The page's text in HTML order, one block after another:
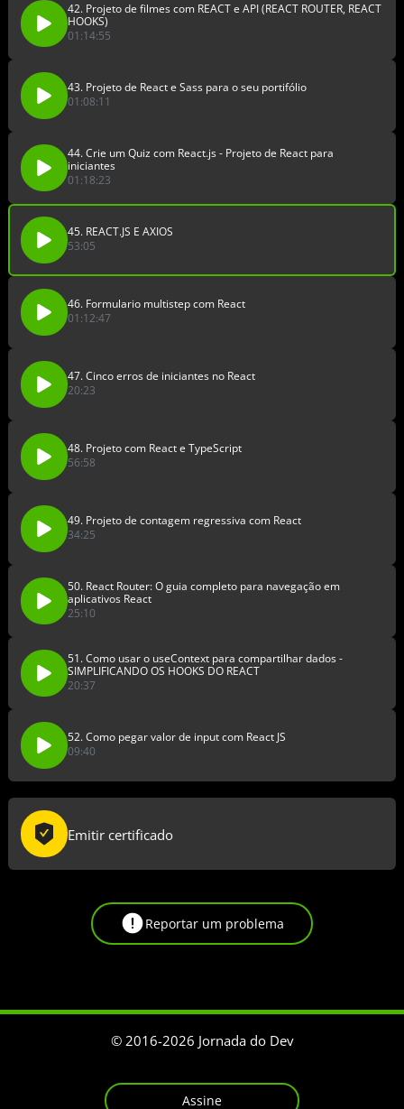
42. Projeto de filmes com REACT e API (REACT ROUTER, REACT
HOOKS)
01:14:55
43. Projeto de React e Sass para o seu portifólio
01:08:11
44. Crie um Quiz com React.js - Projeto de React para
iniciantes
01:18:23
45. REACT.JS E AXIOS
53:05
46. Formulario multistep com React
01:12:47
47. Cinco erros de iniciantes no React
20:23
48. Projeto com React e TypeScript
56:58
49. Projeto de contagem regressiva com React
34:25
50. React Router: O guia completo para navegação em
aplicativos React
25:10
51. Como usar o useContext para compartilhar dados -
SIMPLIFICANDO OS HOOKS DO REACT
20:37
52. Como pegar valor de input com React JS
09:40
Emitir certificado
Reportar um problema
© 2016-2026 Jornada do Dev
Assine